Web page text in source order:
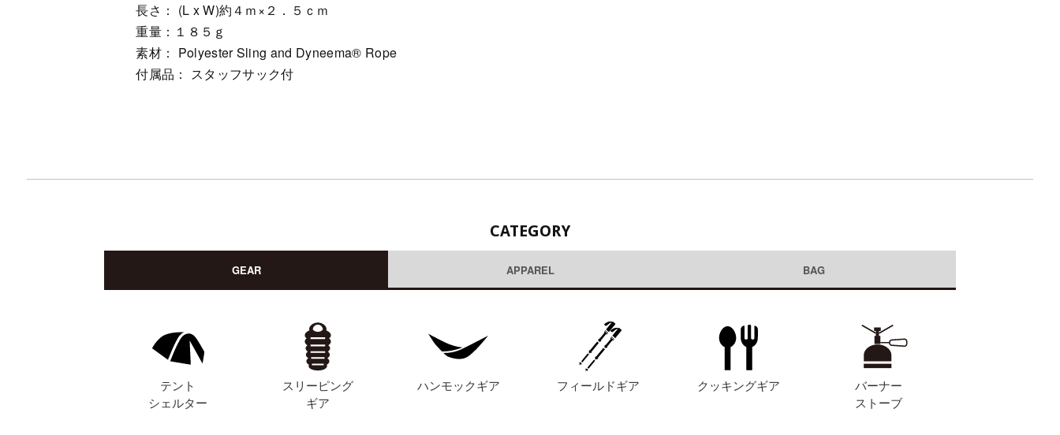
長さ： (L x W)約４ｍ×２．５ｃｍ
重量：１８５ｇ
素材： Polyester Sling and Dyneema® Rope
付属品： スタッフサック付
CATEGORY
GEAR APPAREL BAG
テント
シェルター
スリーピング
ギア
ハンモックギア フィールドギア クッキングギア
バーナー
ストーブ